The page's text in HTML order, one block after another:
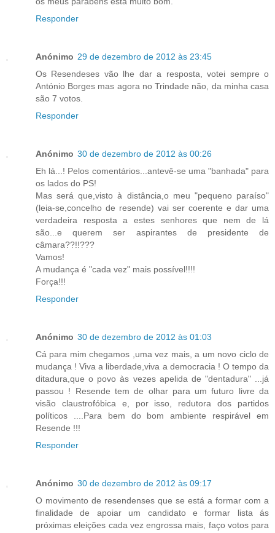
Responder
Anónimo 29 de dezembro de 2012 às 23:45
Os Resendeses vão lhe dar a resposta, votei sempre o
António Borges mas agora no Trindade não, da minha casa
são 7 votos.
Responder
Anónimo 30 de dezembro de 2012 às 00:26
Eh lá...! Pelos comentários...antevê-se uma "banhada" para
os lados do PS!
Mas será que,visto à distância,o meu "pequeno paraíso"
(leia-se,concelho de resende) vai ser coerente e dar uma
verdadeira resposta a estes senhores que nem de lá
são...e querem ser aspirantes de presidente de
câmara??!!???
Vamos!
A mudança é "cada vez" mais possível!!!!
Força!!!
Responder
Anónimo 30 de dezembro de 2012 às 01:03
Cá para mim chegamos ,uma vez mais, a um novo ciclo de
mudança ! Viva a liberdade,viva a democracia ! O tempo da
ditadura,que o povo às vezes apelida de "dentadura" ...já
passou ! Resende tem de olhar para um futuro livre da
visão claustrofóbica e, por isso, redutora dos partidos
políticos ....Para bem do bom ambiente respirável em
Resende !!!
Responder
Anónimo 30 de dezembro de 2012 às 09:17
O movimento de resendenses que se está a formar com a
finalidade de apoiar um candidato e formar lista ás
próximas eleições cada vez engrossa mais, faço votos para